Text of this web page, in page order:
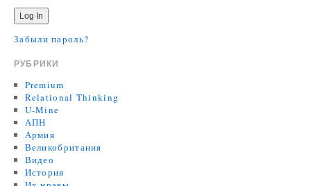
Забыли пароль?
РУБРИКИ
Premium
Relational Thinking
U-Mine
АПН
Армия
Великобритания
Видео
История